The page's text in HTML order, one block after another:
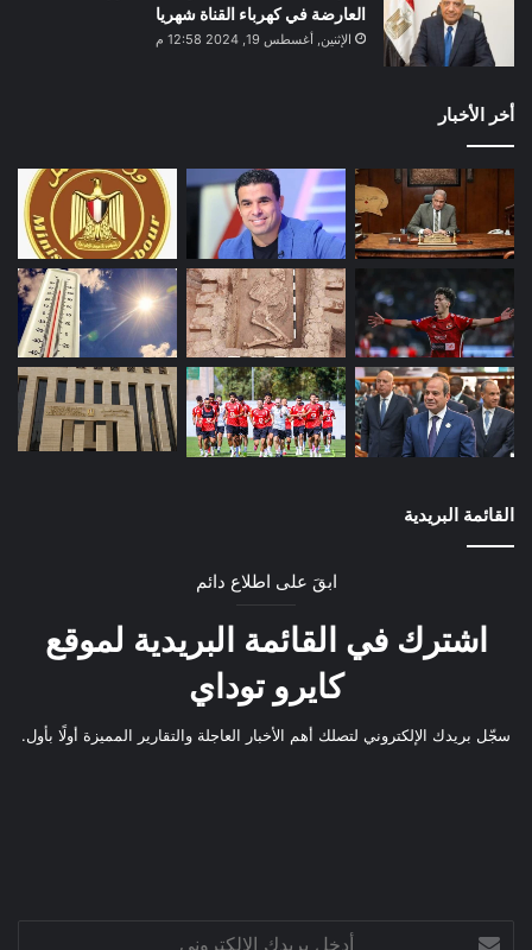
العارضة في كهرباء القناة شهريا
الإثنين, أغسطس 19, 2024 12:58 م
أخر الأخبار
القائمة البريدية
ابقَ على اطلاع دائم
اشترك في القائمة البريدية لموقع
كايرو توداي
سجّل بريدك الإلكتروني لتصلك أهم الأخبار العاجلة والتقارير المميزة أولًا بأول.